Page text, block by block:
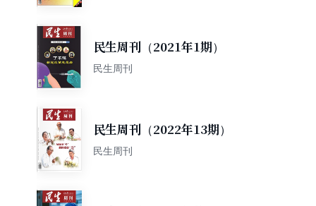
民生周刊（2021年1期）
民生周刊
民生周刊（2022年13期）
民生周刊